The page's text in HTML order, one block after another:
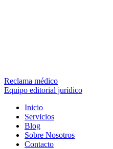
Reclama médico
Equipo editorial jurídico
Inicio
Servicios
Blog
Sobre Nosotros
Contacto